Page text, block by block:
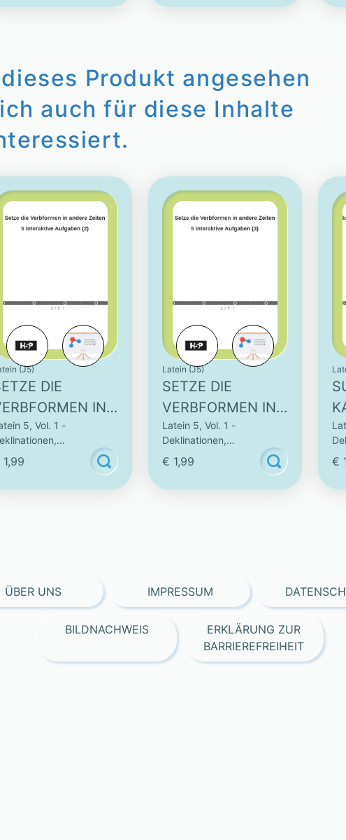
Produkt angesehen
auch für diese Inhalte
(J5)
DIE
IN
ZEITEN -
INTERAKTIVE
(2)
5, Vol. 1 -
& Vokabeln
Latein (J5)
SETZE DIE
VERBFORMEN IN
ANDERE ZEITEN -
5 INTERAKTIVE
AUFGABEN (3)
Latein 5, Vol. 1 -
Deklinationen,
Konjugationen & Vokabeln
€ 1,99 €
ÜBER UNS IMPRESSUM
BILDNACHWEIS
ERKLÄRUNG ZUR
BARRIEREFREIHEIT